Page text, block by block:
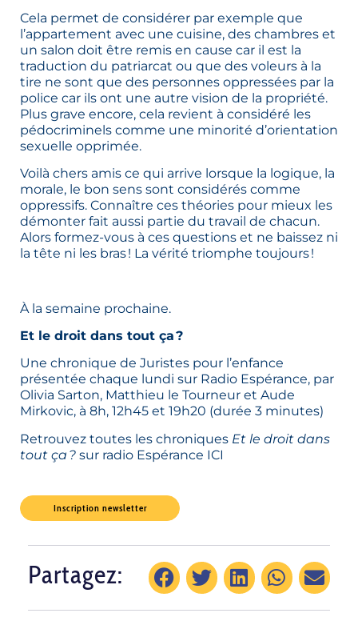
Cela permet de considérer par exemple que
l’appartement avec une cuisine, des chambres et
un salon doit être remis en cause car il est la
traduction du patriarcat ou que des voleurs à la
tire ne sont que des personnes oppressées par la
police car ils ont une autre vision de la propriété.
Plus grave encore, cela revient à considéré les
pédocriminels comme une minorité d’orientation
sexuelle opprimée.
Voilà chers amis ce qui arrive lorsque la logique, la
morale, le bon sens sont considérés comme
oppressifs. Connaître ces théories pour mieux les
démonter fait aussi partie du travail de chacun.
Alors formez-vous à ces questions et ne baissez ni
la tête ni les bras ! La vérité triomphe toujours !
À la semaine prochaine.
Et le droit dans tout ça ?
Une chronique de Juristes pour l’enfance
présentée chaque lundi sur Radio Espérance, par
Olivia Sarton, Matthieu le Tourneur et Aude
Mirkovic, à 8h, 12h45 et 19h20 (durée 3 minutes)
Retrouvez toutes les chroniques Et le droit dans
tout ça ? sur radio Espérance ICI
Inscription newsletter
Partagez: